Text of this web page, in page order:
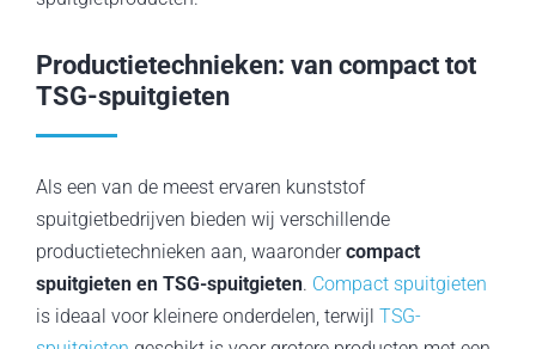
Productietechnieken: van compact tot
TSG-spuitgieten
Als een van de meest ervaren kunststof
spuitgietbedrijven bieden wij verschillende
productietechnieken aan, waarondercompact
spuitgieten en TSG-spuitgieten. Compact spuitgieten
is ideaal voor kleinere onderdelen, terwijl TSG-